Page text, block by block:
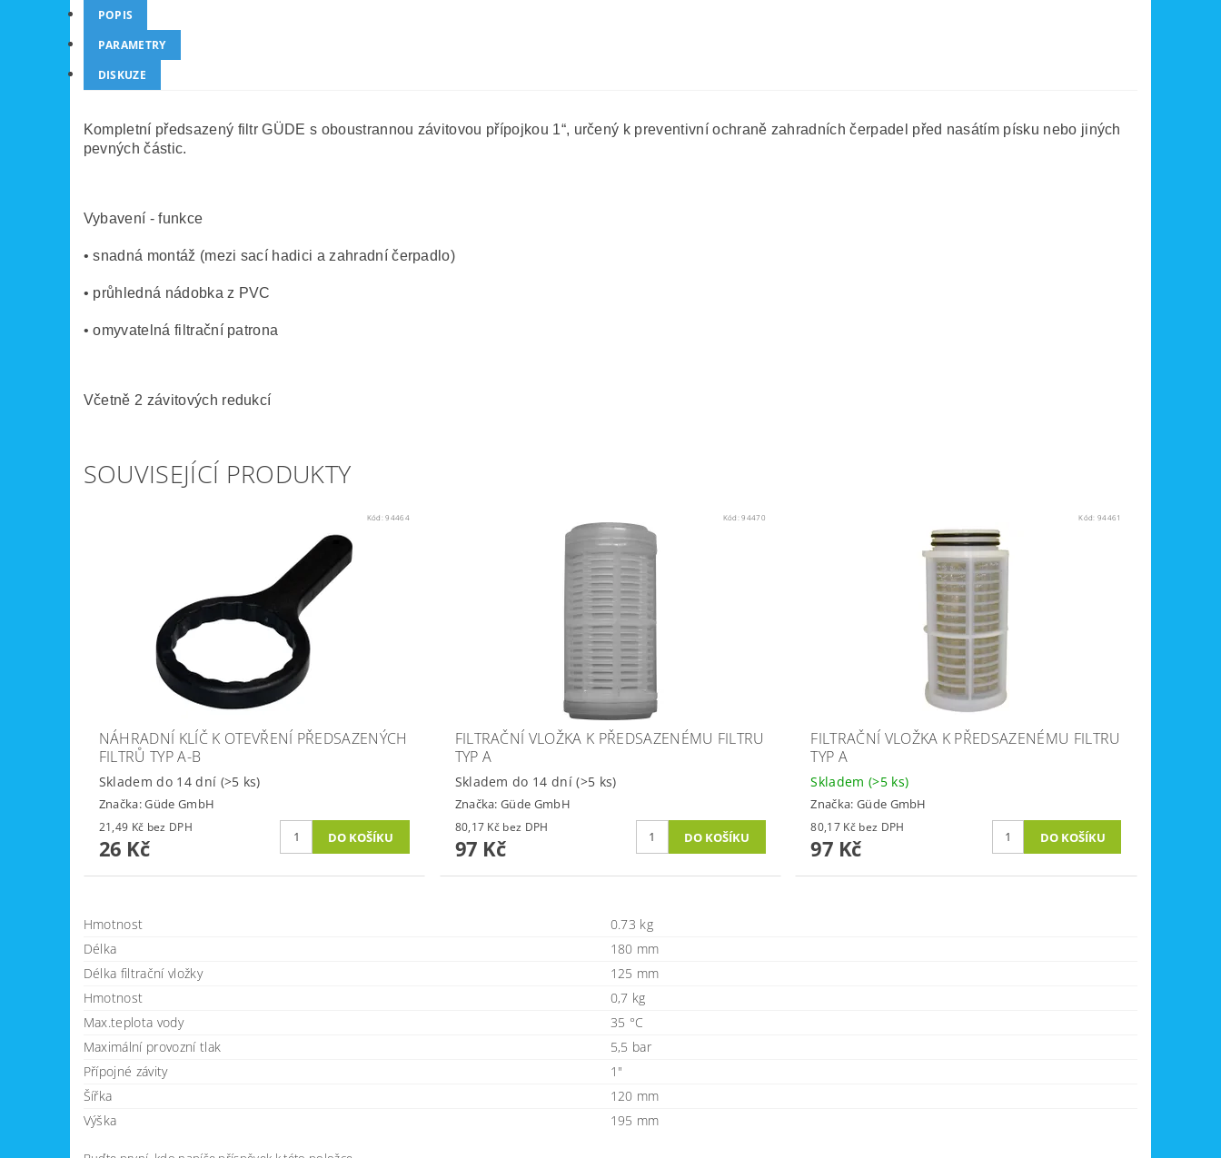
POPIS
PARAMETRY
DISKUZE
Kompletní předsazený filtr GÜDE s oboustrannou závitovou přípojkou 1“, určený k preventivní ochraně zahradních čerpadel před nasátím písku nebo jiných
pevných částic.
Vybavení - funkce
• snadná montáž (mezi sací hadici a zahradní čerpadlo)
• průhledná nádobka z PVC
• omyvatelná filtrační patrona
Včetně 2 závitových redukcí
SOUVISEJÍCÍ PRODUKTY
Kód:94464
NÁHRADNÍ KLÍČ K OTEVŘENÍ PŘEDSAZENÝCH
FILTRŮ TYP A-B
Skladem do 14 dní (>5 ks)
Značka:Güde GmbH
21,49 Kč bez DPH
26 Kč
Kód:94470
FILTRAČNÍ VLOŽKA K PŘEDSAZENÉMU FILTRU
TYP A
Skladem do 14 dní(>5 ks)
Značka:Güde GmbH
80,17 Kč bez DPH
97 Kč
Kód:94461
FILTRAČNÍ VLOŽKA K PŘEDSAZENÉMU FILTRU
TYP A
Skladem (>5 ks)
Značka: Güde GmbH
80,17 Kč bez DPH
97 Kč
Hmotnost
0.73 kg
Délka
180 mm
Délka filtrační vložky
125 mm
Hmotnost
0,7 kg
Max.teplota vody
35 °C
Maximální provozní tlak
5,5 bar
Přípojné závity
1"
Šířka
120 mm
Výška
195 mm